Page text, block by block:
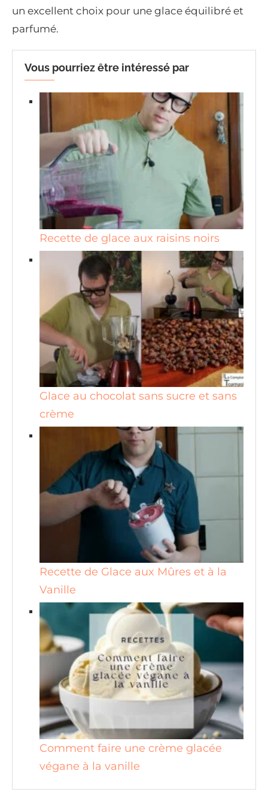
un excellent choix pour une glace équilibré et
parfumé.
Vous pourriez être intéressé par
Recette de glace aux raisins noirs
Glace au chocolat sans sucre et sans
crème
Recette de Glace aux Mûres et à la
Vanille
Comment faire une crème glacée
végane à la vanille